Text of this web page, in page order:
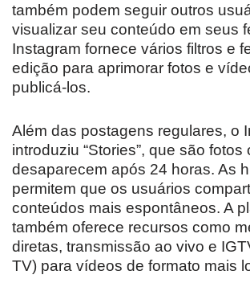
também podem seguir outros
visualizar seu conteúdo em seus
Instagram fornece vários filtros e
edição para aprimorar fotos e
publicá-los.
Além das postagens regulares, o
introduziu “Stories”, que são
desaparecem após 24 horas. As
permitem que os usuários
conteúdos mais espontâneos. A
também oferece recursos como
diretas, transmissão ao vivo e
TV) para vídeos de formato mais